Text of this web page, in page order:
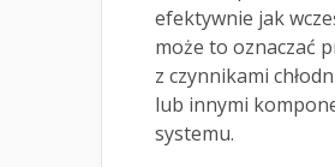
efektywnie jak
może to oznaczać
z czynnikami
lub innymi
systemu.